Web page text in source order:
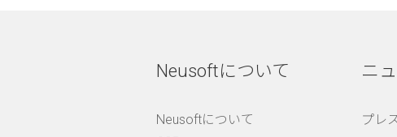
Neusoftについて
Neusoftについて
ニ
プレ